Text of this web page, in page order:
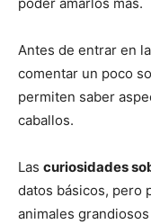
Antes de entrar en
comentar un poco
permiten saber
caballos.
Las curiosidades
datos básicos, pero
animales